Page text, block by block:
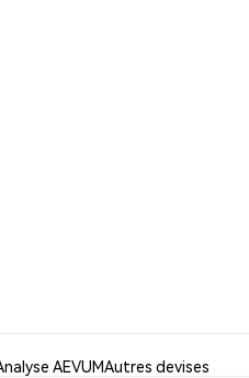
AEVUMAutres devises